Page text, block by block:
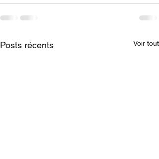
Posts récents Voir tout